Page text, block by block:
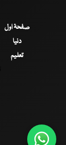
صفحۂ اول
دنیا
تعلیم